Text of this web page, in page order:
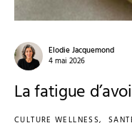
Elodie Jacquemond
4 mai 2026
La fatigue
CULTURE WELLNESS